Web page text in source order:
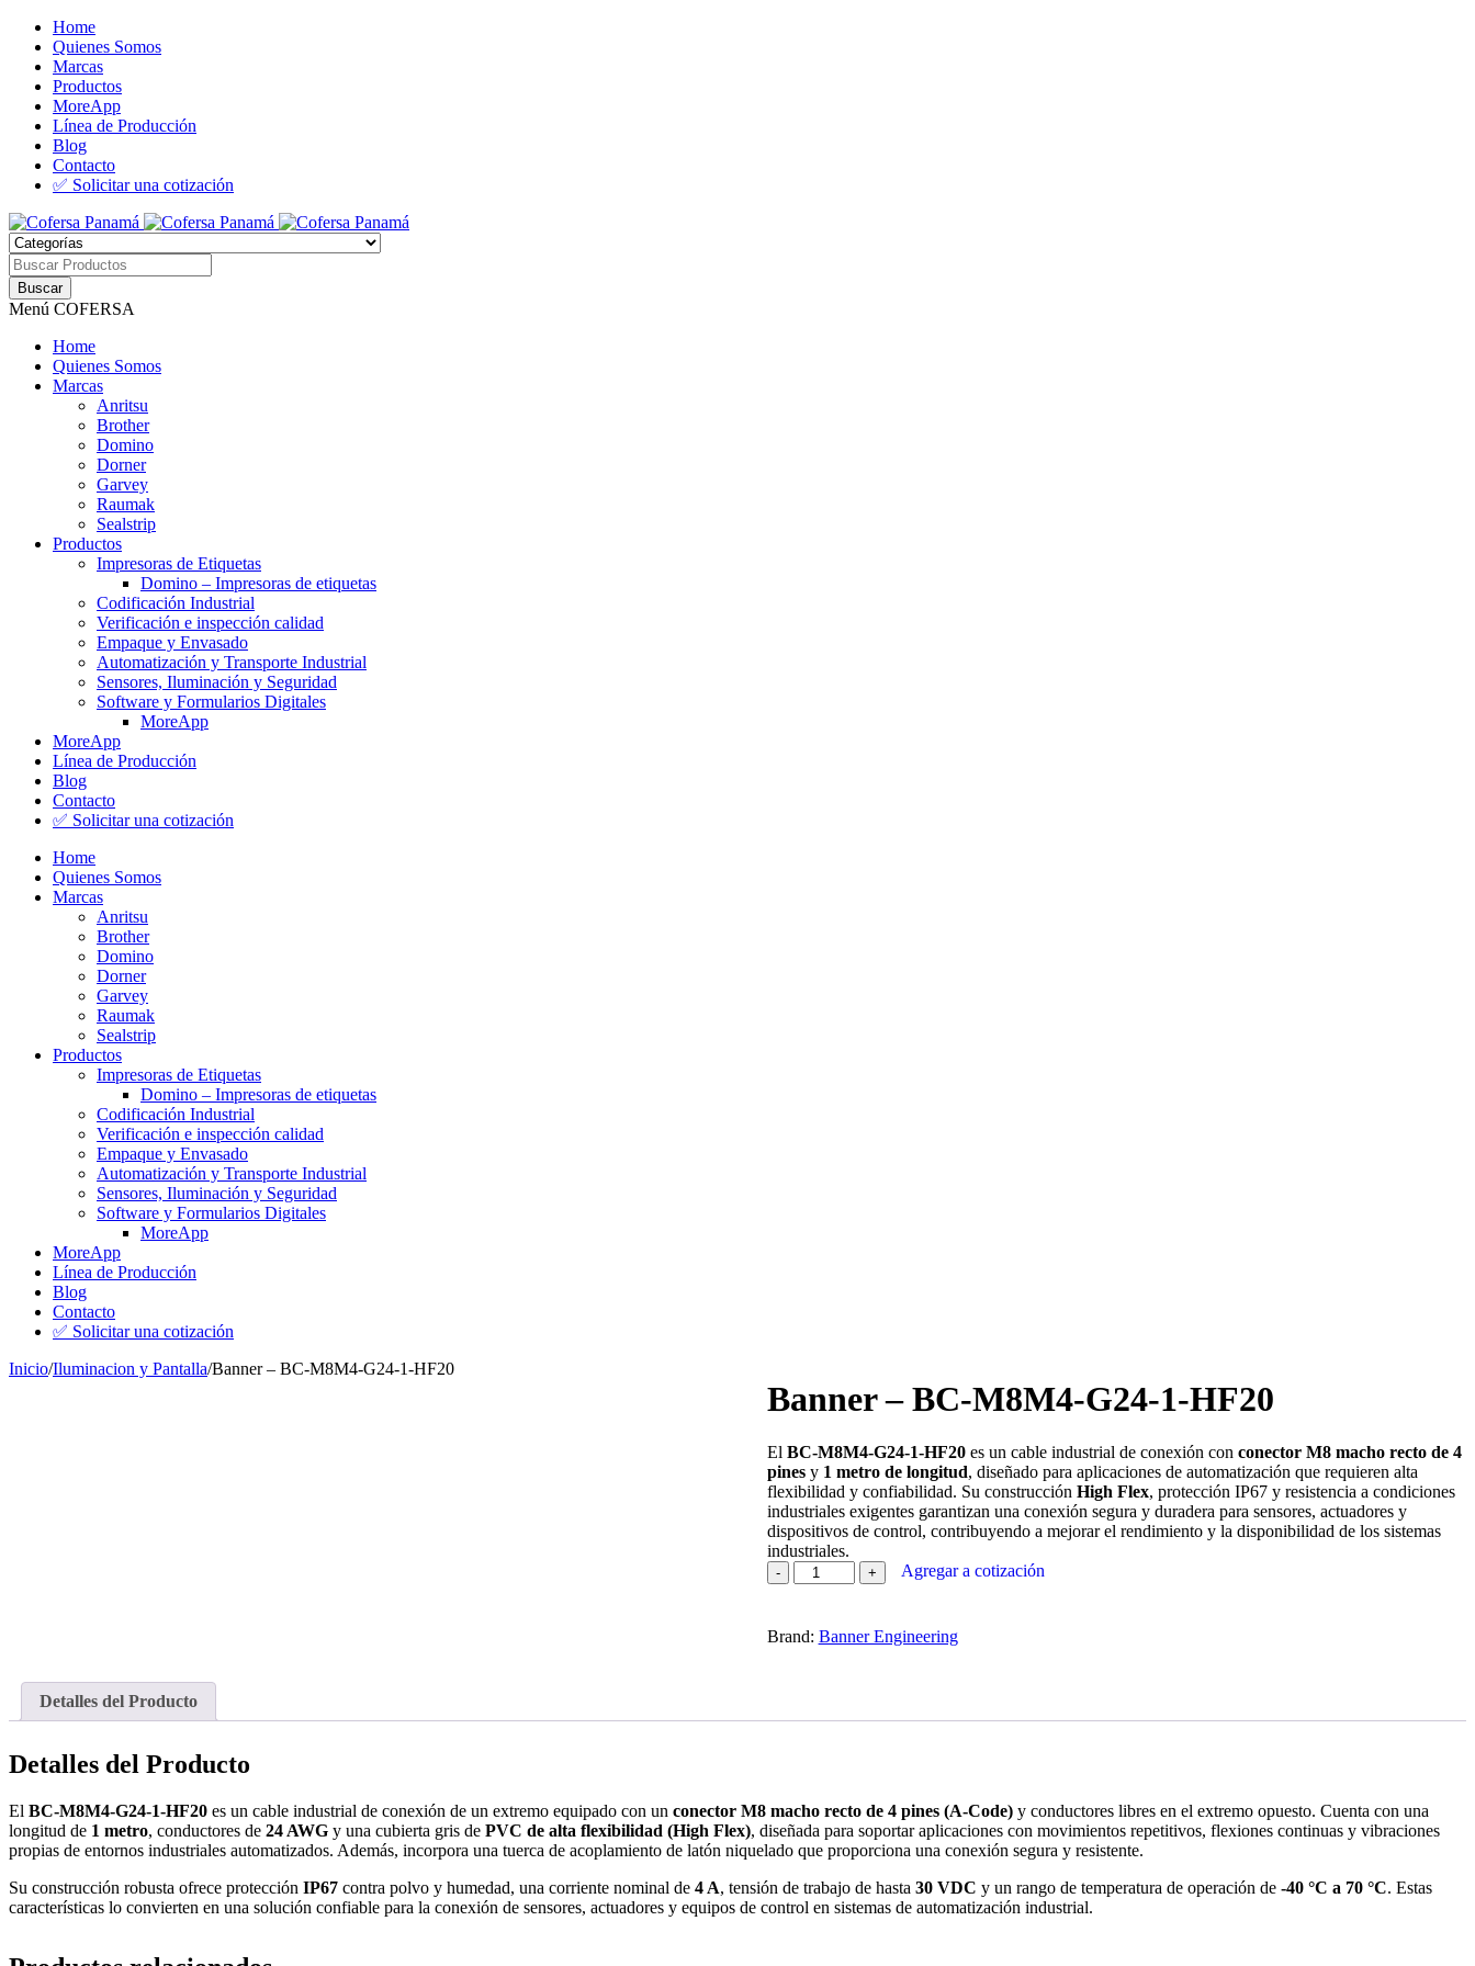
Home
Quienes Somos
Marcas
Productos
MoreApp
Línea de Producción
Blog
Contacto
✅ Solicitar una cotización
Menú COFERSA
Home
Quienes Somos
Marcas
Anritsu
Brother
Domino
Dorner
Garvey
Raumak
Sealstrip
Productos
Impresoras de Etiquetas
Domino – Impresoras de etiquetas
Codificación Industrial
Verificación e inspección calidad
Empaque y Envasado
Automatización y Transporte Industrial
Sensores, Iluminación y Seguridad
Software y Formularios Digitales
MoreApp
MoreApp
Línea de Producción
Blog
Contacto
✅ Solicitar una cotización
Home
Quienes Somos
Marcas
Anritsu
Brother
Domino
Dorner
Garvey
Raumak
Sealstrip
Productos
Impresoras de Etiquetas
Domino – Impresoras de etiquetas
Codificación Industrial
Verificación e inspección calidad
Empaque y Envasado
Automatización y Transporte Industrial
Sensores, Iluminación y Seguridad
Software y Formularios Digitales
MoreApp
MoreApp
Línea de Producción
Blog
Contacto
✅ Solicitar una cotización
Inicio/Iluminacion y Pantalla/Banner – BC-M8M4-G24-1-HF20
Banner – BC-M8M4-G24-1-HF20
El BC-M8M4-G24-1-HF20es un cable industrial de conexión con conector M8 macho recto de 4
pinesy 1 metro de longitud, diseñado para aplicaciones de automatización que requieren alta
flexibilidad y confiabilidad. Su construcción High Flex, protección IP67 y resistencia a condiciones
industriales exigentes garantizan una conexión segura y duradera para sensores, actuadores y
dispositivos de control, contribuyendo a mejorar el rendimiento y la disponibilidad de los sistemas
industriales.
Agregar a cotización
Brand: Banner Engineering
Detalles del Producto
Detalles del Producto
El BC-M8M4-G24-1-HF20 es un cable industrial de conexión de un extremo equipado con un conector M8 macho recto de 4 pines (A-Code) y conductores libres en el extremo opuesto. Cuenta con una
longitud de 1 metro, conductores de 24 AWG y una cubierta gris de PVC de alta flexibilidad (High Flex), diseñada para soportar aplicaciones con movimientos repetitivos, flexiones continuas y vibraciones
propias de entornos industriales automatizados. Además, incorpora una tuerca de acoplamiento de latón niquelado que proporciona una conexión segura y resistente.
Su construcción robusta ofrece protección IP67 contra polvo y humedad, una corriente nominal de 4 A, tensión de trabajo de hasta 30 VDC y un rango de temperatura de operación de -40 °C a 70 °C. Estas
características lo convierten en una solución confiable para la conexión de sensores, actuadores y equipos de control en sistemas de automatización industrial.